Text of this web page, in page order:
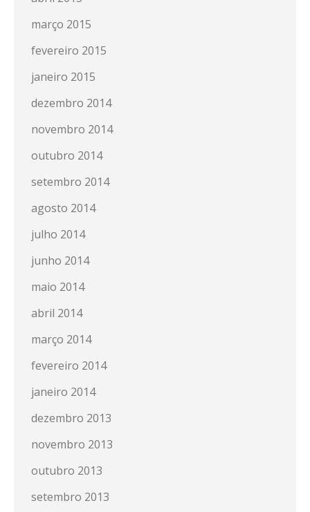
março 2015
fevereiro 2015
janeiro 2015
dezembro 2014
novembro 2014
outubro 2014
setembro 2014
agosto 2014
julho 2014
junho 2014
maio 2014
abril 2014
março 2014
fevereiro 2014
janeiro 2014
dezembro 2013
novembro 2013
outubro 2013
setembro 2013